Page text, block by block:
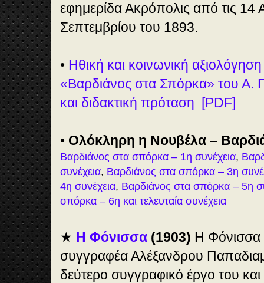
εφημερίδα Ακρόπολις από τις 14
Σεπτεμβρίου του 1893.
• Ηθική και κοινωνική
«Βαρδιάνος στα Σπόρκα» του Α.
και διδακτική πρόταση [PDF]
• Ολόκληρη η Νουβέλα –
Βαρδιάνος στα σπόρκα – 1η συνέχεια,
συνέχεια, Βαρδιάνος στα σπόρκα – 3η
4η συνέχεια, Βαρδιάνος στα σπόρκα – 5η
σπόρκα – 6η και τελευταία συνέχεια
★ Η Φόνισσα (1903) Η Φόνισσα
συγγραφέα Αλέξανδρου
δεύτερο συγγραφικό έργο του